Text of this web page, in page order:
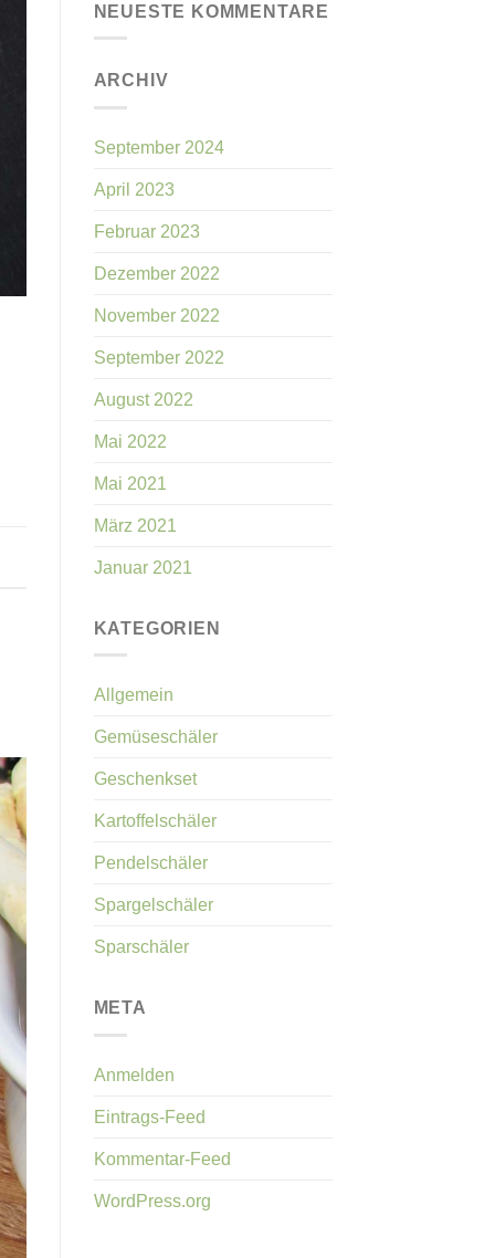
NEUESTE KOMMENTARE
ARCHIV
September 2024
April 2023
Februar 2023
Dezember 2022
November 2022
September 2022
August 2022
Mai 2022
Mai 2021
März 2021
Januar 2021
KATEGORIEN
Allgemein
Gemüseschäler
Geschenkset
Kartoffelschäler
Pendelschäler
Spargelschäler
Sparschäler
META
Anmelden
Eintrags-Feed
Kommentar-Feed
WordPress.org